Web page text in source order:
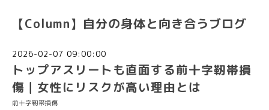
【Column】自分の身体と向き合うブログ
2026-02-07 09:00:00
トップアスリートも直面する前十字靭帯損
傷｜女性にリスクが高い理由とは
前十字靭帯損傷